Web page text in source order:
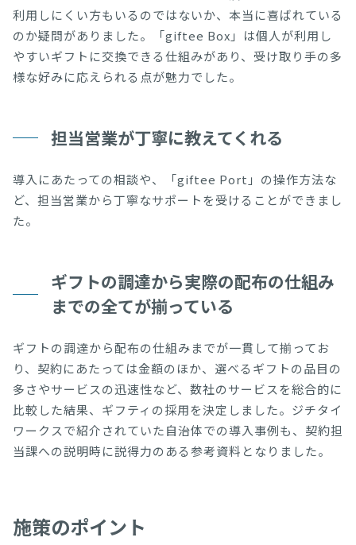
利用しにくい方もいるのではないか、本当に喜ばれている
のか疑問がありました。「giftee Box」は個人が利用し
やすいギフトに交換できる仕組みがあり、受け取り手の多
様な好みに応えられる点が魅力でした。
担当営業が丁寧に教えてくれる
導入にあたっての相談や、「giftee Port」の操作方法な
ど、担当営業から丁寧なサポートを受けることができまし
た。
ギフトの調達から実際の配布の仕組み
までの全てが揃っている
ギフトの調達から配布の仕組みまでが一貫して揃ってお
り、契約にあたっては金額のほか、選べるギフトの品目の
多さやサービスの迅速性など、数社のサービスを総合的に
比較した結果、ギフティの採用を決定しました。ジチタイ
ワークスで紹介されていた自治体での導入事例も、契約担
当課への説明時に説得力のある参考資料となりました。
施策のポイント